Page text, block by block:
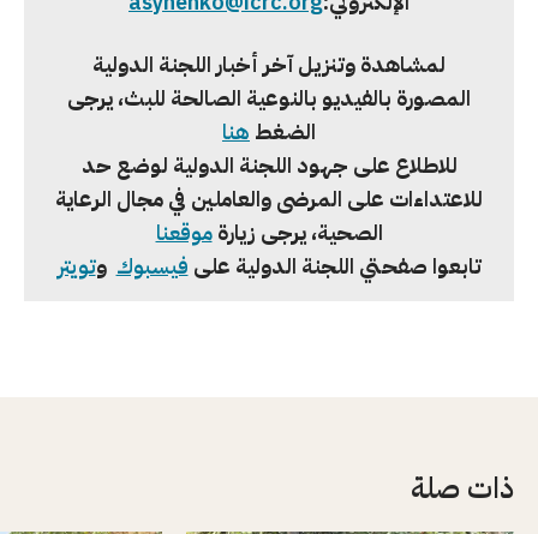
لمشاهدة وتنزيل آخر أخبار اللجنة الدولية
المصورة بالفيديو بالنوعية الصالحة للبث، يرجى
الضغط هنا
للاطلاع على جهود اللجنة الدولية لوضع حد
للاعتداءات على المرضى والعاملين في مجال الرعاية
الصحية، يرجى زيارةموقعنا
تابعوا صفحتي اللجنة الدولية على فيسبوك وتويتر
ذات صلة